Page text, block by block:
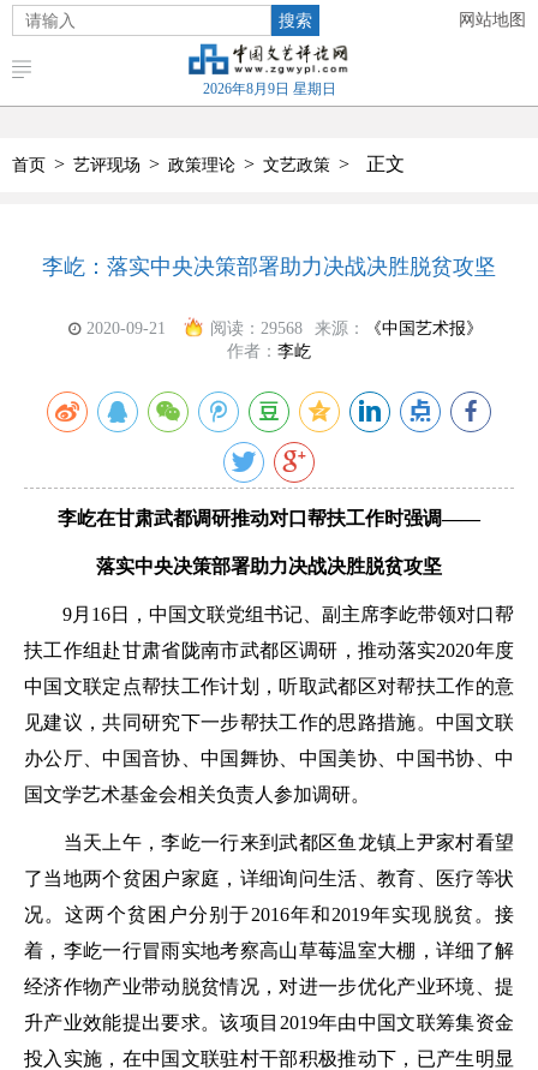
搜索 网站地图
2026年8月9日 星期日
首页 > 艺评现场 > 政策理论 > 文艺政策 > 正文
李屹：落实中央决策部署助力决战决胜脱贫攻坚
2020-09-21 阅读： 29568 来源：
《中国艺术报》
作者： 李屹
李屹在甘肃武都调研推动对口帮扶工作时强调——
落实中央决策部署助力决战决胜脱贫攻坚
9月16日，中国文联党组书记、副主席李屹带领对口帮
扶工作组赴甘肃省陇南市武都区调研，推动落实2020年度
中国文联定点帮扶工作计划，听取武都区对帮扶工作的意
见建议，共同研究下一步帮扶工作的思路措施。中国文联
办公厅、中国音协、中国舞协、中国美协、中国书协、中
国文学艺术基金会相关负责人参加调研。
当天上午，李屹一行来到武都区鱼龙镇上尹家村看望
了当地两个贫困户家庭，详细询问生活、教育、医疗等状
况。这两个贫困户分别于2016年和2019年实现脱贫。接
着，李屹一行冒雨实地考察高山草莓温室大棚，详细了解
经济作物产业带动脱贫情况，对进一步优化产业环境、提
升产业效能提出要求。该项目2019年由中国文联筹集资金
投入实施，在中国文联驻村干部积极推动下，已产生明显